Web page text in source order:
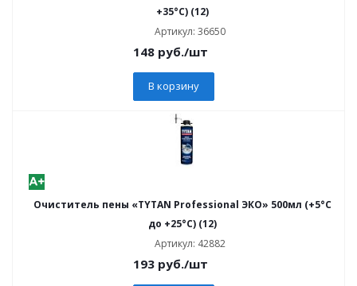
+35°C) (12)
Артикул: 36650
148 руб./шт
В корзину
Очиститель пены «TYTAN Professional ЭКО» 500мл (+5°C
до +25°C) (12)
Артикул: 42882
193 руб./шт